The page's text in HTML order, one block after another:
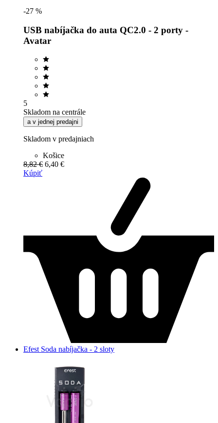
-27 %
USB nabíjačka do auta QC2.0 - 2 porty -
Avatar
5
Skladom na centrále
a v jednej predajni
Skladom v predajniach
Košice
8,82 € 6,40 €
Kúpiť
Efest Soda nabíjačka - 2 sloty